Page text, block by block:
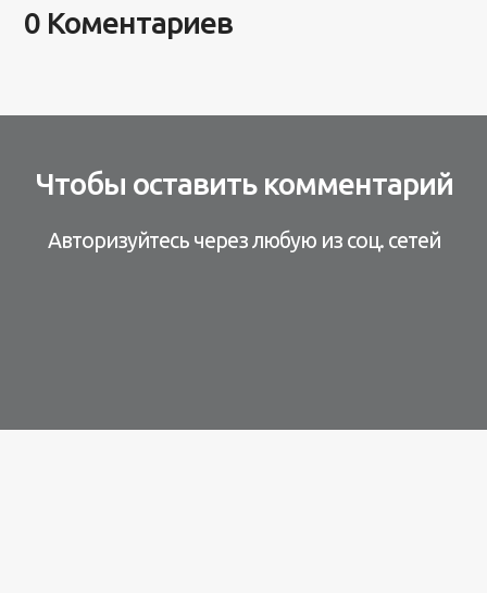
0 Коментариев
Чтобы оставить комментарий
Авторизуйтесь через любую из соц. сетей